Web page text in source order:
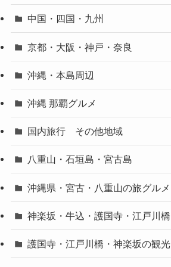
中国・四国・九州
京都・大阪・神戸・奈良
沖縄・本島周辺
沖縄 那覇グルメ
国内旅行 その他地域
八重山・石垣島・宮古島
沖縄県・宮古・八重山の旅グルメ
神楽坂・牛込・護国寺・江戸川橋
護国寺・江戸川橋・神楽坂の観光